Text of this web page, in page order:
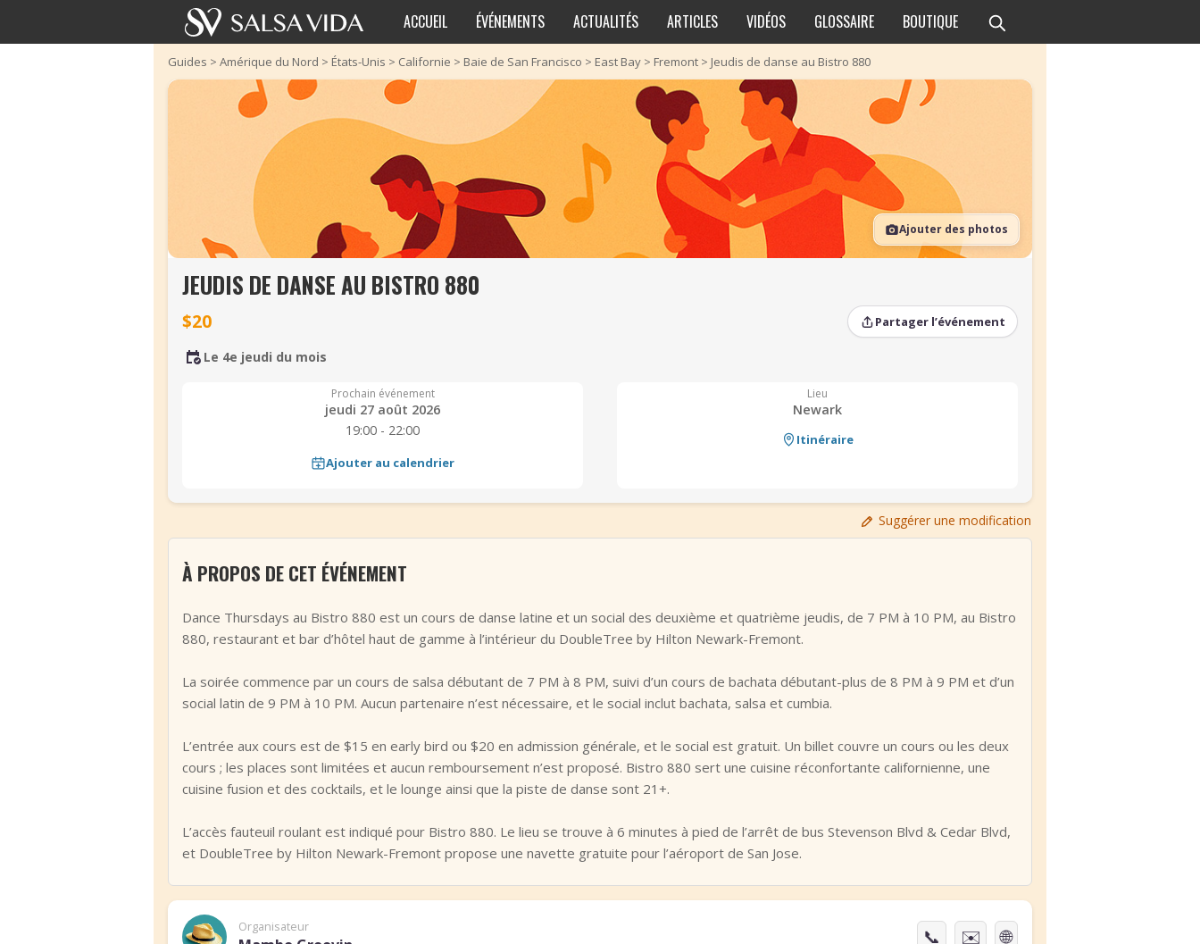
ACCUEIL ÉVÉNEMENTS ACTUALITÉS ARTICLES VIDÉOS GLOSSAIRE BOUTIQUE
Guides > Amérique du Nord > États-Unis > Californie > Baie de San Francisco > East Bay > Fremont > Jeudis de danse au Bistro 880
Ajouter des photos
JEUDIS DE DANSE AU BISTRO 880
$20 Partager l’événement
Le 4e jeudi du mois
Prochain événement
jeudi 27 août 2026
19:00 - 22:00
Ajouter au calendrier
Lieu
Newark
Itinéraire
Suggérer une modification
À PROPOS DE CET ÉVÉNEMENT
Dance Thursdays au Bistro 880 est un cours de danse latine et un social des deuxième et quatrième jeudis, de 7 PM à 10 PM, au Bistro
880, restaurant et bar d’hôtel haut de gamme à l’intérieur du DoubleTree by Hilton Newark-Fremont.
La soirée commence par un cours de salsa débutant de 7 PM à 8 PM, suivi d’un cours de bachata débutant-plus de 8 PM à 9 PM et d’un
social latin de 9 PM à 10 PM. Aucun partenaire n’est nécessaire, et le social inclut bachata, salsa et cumbia.
L’entrée aux cours est de $15 en early bird ou $20 en admission générale, et le social est gratuit. Un billet couvre un cours ou les deux
cours ; les places sont limitées et aucun remboursement n’est proposé. Bistro 880 sert une cuisine réconfortante californienne, une
cuisine fusion et des cocktails, et le lounge ainsi que la piste de danse sont 21+.
L’accès fauteuil roulant est indiqué pour Bistro 880. Le lieu se trouve à 6 minutes à pied de l’arrêt de bus Stevenson Blvd & Cedar Blvd,
et DoubleTree by Hilton Newark-Fremont propose une navette gratuite pour l’aéroport de San Jose.
Organisateur 📞 ✉️ 🌐